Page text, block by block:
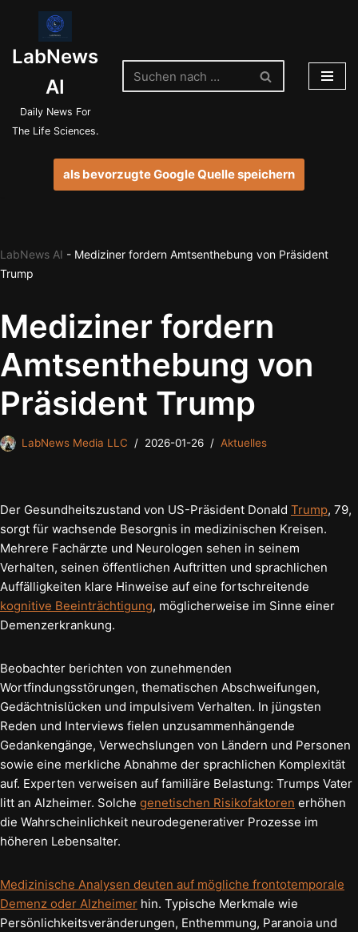
Inhalt
springen
LabNews
AI
Daily News For
The Life Sciences.
als bevorzugte Google Quelle speichern
LabNews AI - Mediziner fordern Amtsenthebung von Präsident
Trump
Mediziner fordern
Amtsenthebung von
Präsident Trump
LabNews Media LLC 2026-01-26 Aktuelles
Der Gesundheitszustand von US-Präsident Donald Trump, 79,
sorgt für wachsende Besorgnis in medizinischen Kreisen.
Mehrere Fachärzte und Neurologen sehen in seinem
Verhalten, seinen öffentlichen Auftritten und sprachlichen
Auffälligkeiten klare Hinweise auf eine fortschreitende
kognitive Beeinträchtigung, möglicherweise im Sinne einer
Demenzerkrankung.
Beobachter berichten von zunehmenden
Wortfindungsstörungen, thematischen Abschweifungen,
Gedächtnislücken und impulsivem Verhalten. In jüngsten
Reden und Interviews fielen unzusammenhängende
Gedankengänge, Verwechslungen von Ländern und Personen
sowie eine merkliche Abnahme der sprachlichen Komplexität
auf. Experten verweisen auf familiäre Belastung: Trumps Vater
litt an Alzheimer. Solche genetischen Risikofaktoren erhöhen
die Wahrscheinlichkeit neurodegenerativer Prozesse im
höheren Lebensalter.
Medizinische Analysen deuten auf mögliche frontotemporale
Demenz oder Alzheimer hin. Typische Merkmale wie
Persönlichkeitsveränderungen, Enthemmung, Paranoia und